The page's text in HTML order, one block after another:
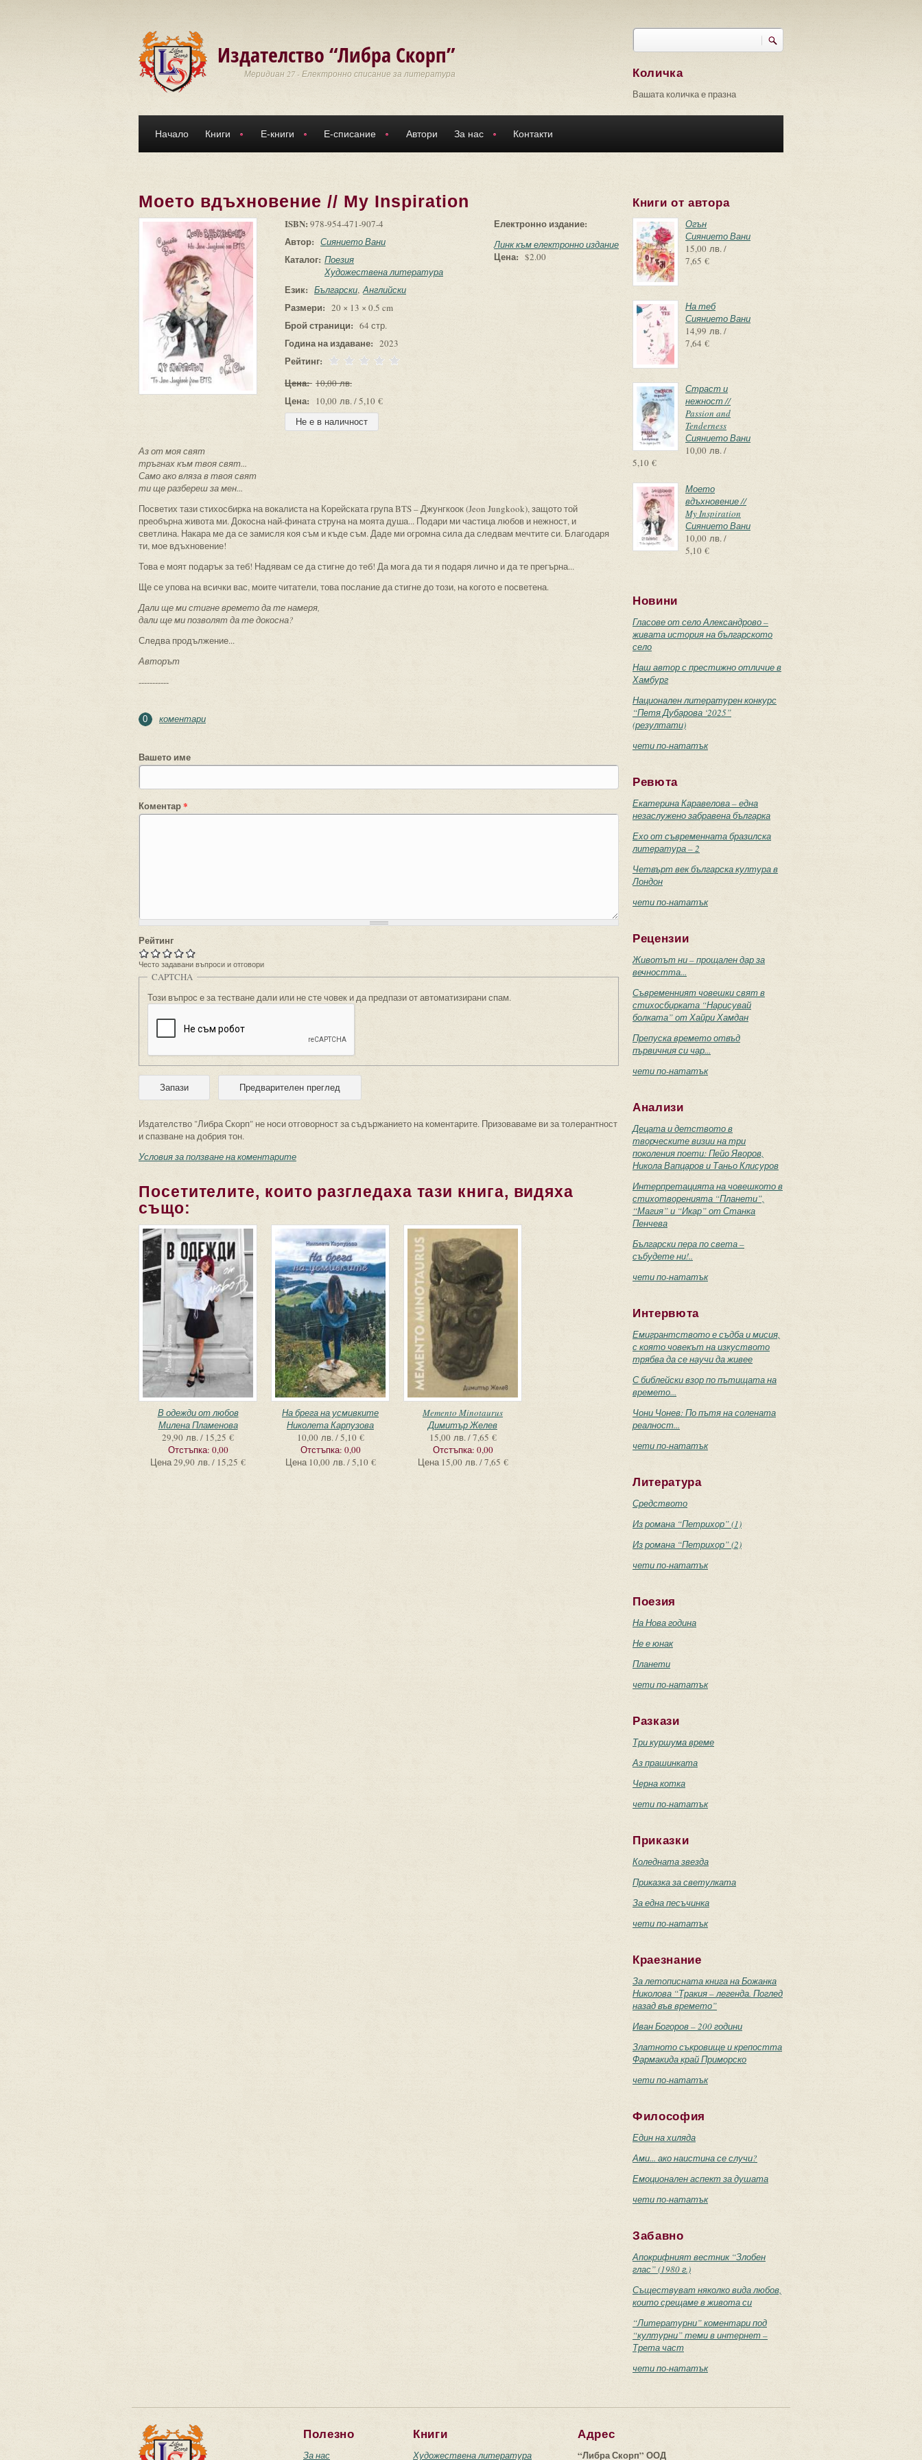
Издателство “Либра Скорп”
Меридиан 27 - Електронно списание за литература
Търси
Количка
Вашата количка е празна
Начало Книги Е-книги Е-списание Автори За нас Контакти
Моето вдъхновение // My Inspiration
ISBN: 978-954-471-907-4
Автор: Сиянието Вани
Каталог: Поезия
Художествена литература
Език: Български Английски
Размери: 20 × 13 × 0.5 cm
Брой страници: 64 стр.
Година на издаване: 2023
Рейтинг:
Цена: 10,00 лв.
Цена: 10,00 лв. / 5,10 €
Електронно издание:
Линк към електронно издание
Цена: $2.00
Аз от моя свят
тръгнах към твоя свят...
Само ако вляза в твоя свят
ти ще разбереш за мен...
Посветих тази стихосбирка на вокалиста на Корейската група BTS – Джунгкоок (Jeon Jungkook), защото той
преобърна живота ми. Докосна най-фината струна на моята душа... Подари ми частица любов и нежност, и
светлина. Накара ме да се замисля коя съм и къде съм. Даде ми огромна сила да следвам мечтите си. Благодаря
ти, мое вдъхновение!
Това е моят подарък за теб! Надявам се да стигне до теб! Да мога да ти я подаря лично и да те прегърна...
Ще се упова на всички вас, моите читатели, това послание да стигне до този, на когото е посветена.
Дали ще ми стигне времето да те намеря,
дали ще ми позволят да те докосна?
Следва продължение...
Авторът
-----------
0 коментари
Вашето име
Коментар*
Рейтинг
Често задавани въпроси и отговори
CAPTCHA
Този въпрос е за тестване дали или не сте човек и да предпази от автоматизирани спам.
Издателство "Либра Скорп" не носи отговорност за съдържанието на коментарите. Призоваваме ви за толерантност
и спазване на добрия тон.
Условия за ползване на коментарите
Посетителите, които разгледаха тази книга, видяха
също:
В одежди от любов
Милена Пламенова
29,90 лв. / 15,25 €
Отстъпка: 0,00
Цена29,90 лв. / 15,25 €
На брега на усмивките
Николета Карпузова
10,00 лв. / 5,10 €
Отстъпка: 0,00
Цена 10,00 лв. / 5,10 €
Memento Minotaurus
Димитър Желев
15,00 лв. / 7,65 €
Отстъпка: 0,00
Цена 15,00 лв. / 7,65 €
Книги от автора
Огън
Сиянието Вани
15,00 лв. /
7,65 €
На теб
Сиянието Вани
14,99 лв. /
7,64 €
Страст и
нежност //
Passion and
Tenderness
Сиянието Вани
10,00 лв. /
5,10 €
Моето
вдъхновение //
My Inspiration
Сиянието Вани
10,00 лв. /
5,10 €
Новини
Гласове от село Александрово –
живата история на българското
село
Наш автор с престижно отличие в
Хамбург
Национален литературен конкурс
“Петя Дубарова ‘2025”
(резултати)
чети по-нататък
Ревюта
Екатерина Каравелова – една
незаслужено забравена българка
Ехо от съвременната бразилска
литература – 2
Четвърт век българска култура в
Лондон
чети по-нататък
Рецензии
Животът ни – прощален дар за
вечността...
Съвременният човешки свят в
стихосбирката “Нарисувай
болката” от Хайри Хамдан
Препуска времето отвъд
първичния си чар...
чети по-нататък
Анализи
Децата и детството в
творческите визии на три
поколения поети: Пейо Яворов,
Никола Вапцаров и Таньо Клисуров
Интерпретацията на човешкото в
стихотворенията “Планети”,
“Магия” и “Икар” от Станка
Пенчева
Български пера по света –
събудете ни!..
чети по-нататък
Интервюта
Емигрантството е съдба и мисия,
с която човекът на изкуството
трябва да се научи да живее
С библейски взор по пътищата на
времето...
Чони Чонев: По пътя на солената
реалност...
чети по-нататък
Литература
Средството
Из романа “Петрихор” (1)
Из романа “Петрихор” (2)
чети по-нататък
Поезия
На Нова година
Не е юнак
Планети
чети по-нататък
Разкази
Три куршума време
Аз прашинката
Черна котка
чети по-нататък
Приказки
Коледната звезда
Приказка за светулката
За една песъчинка
чети по-нататък
Краезнание
За летописната книга на Божанка
Николова “Тракия – легенда. Поглед
назад във времето”
Иван Богоров – 200 години
Златното съкровище и крепостта
Фармакида край Приморско
чети по-нататък
Философия
Един на хиляда
Ами... ако наистина се случи?
Емоционален аспект за душата
чети по-нататък
Забавно
Апокрифният вестник “Злобен
глас” (1980 г.)
Съществуват няколко вида любов,
които срещаме в живота си
“Литературни” коментари под
“културни” теми в интернет –
Трета част
чети по-нататък
Полезно
За нас
Книги
Художествена литература
Адрес
“Либра Скорп” ООД